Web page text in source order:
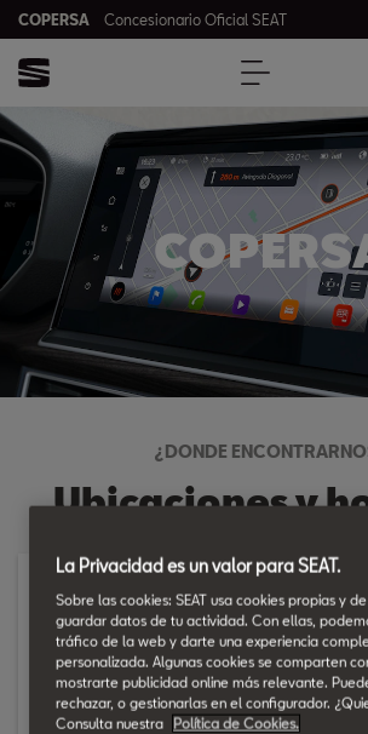
COPERSA Concesionario Oficial SEAT
¿DONDE
Ubicaciones y
Concesionario
CALLE. DO SEIXALVO, 2
32005 OURENSE
Mostrar en el mapa
La Privacidad es un valor para SEAT.
Sobre las cookies: SEAT usa cookies propias y
guardar datos de tu actividad. Con ellas,
tráfico de la web y darte una experiencia
personalizada. Algunas cookies se comparten
mostrarte publicidad online más relevante.
rechazar, o gestionarlas en el configurador.
Consulta nuestra
Política de Cookies.